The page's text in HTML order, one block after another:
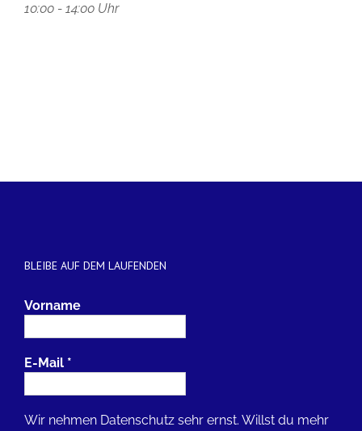
10:00 - 14:00 Uhr
BLEIBE AUF DEM LAUFENDEN
Vorname
E-Mail *
Wir nehmen Datenschutz sehr ernst. Willst du mehr